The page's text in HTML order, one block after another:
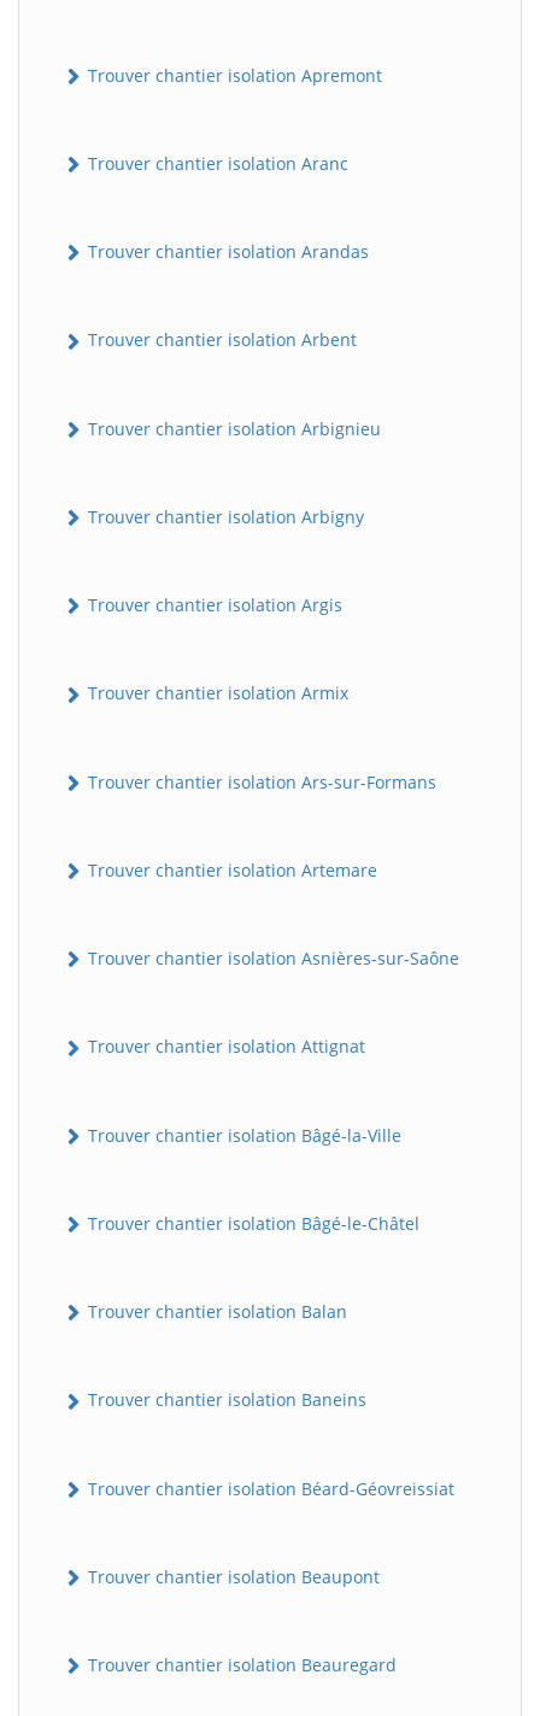
Trouver chantier isolation Apremont
Trouver chantier isolation Aranc
Trouver chantier isolation Arandas
Trouver chantier isolation Arbent
Trouver chantier isolation Arbignieu
Trouver chantier isolation Arbigny
Trouver chantier isolation Argis
Trouver chantier isolation Armix
Trouver chantier isolation Ars-sur-Formans
Trouver chantier isolation Artemare
Trouver chantier isolation Asnières-sur-Saône
Trouver chantier isolation Attignat
Trouver chantier isolation Bâgé-la-Ville
Trouver chantier isolation Bâgé-le-Châtel
Trouver chantier isolation Balan
Trouver chantier isolation Baneins
Trouver chantier isolation Béard-Géovreissiat
Trouver chantier isolation Beaupont
Trouver chantier isolation Beauregard